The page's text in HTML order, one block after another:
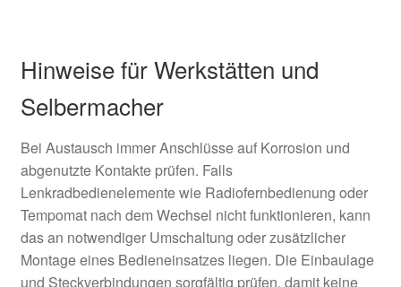
Hinweise für Werkstätten und
Selbermacher
Bei Austausch immer Anschlüsse auf Korrosion und
abgenutzte Kontakte prüfen. Falls
Lenkradbedienelemente wie Radiofernbedienung oder
Tempomat nach dem Wechsel nicht funktionieren, kann
das an notwendiger Umschaltung oder zusätzlicher
Montage eines Bedieneinsatzes liegen. Die Einbaulage
und Steckverbindungen sorgfältig prüfen, damit keine